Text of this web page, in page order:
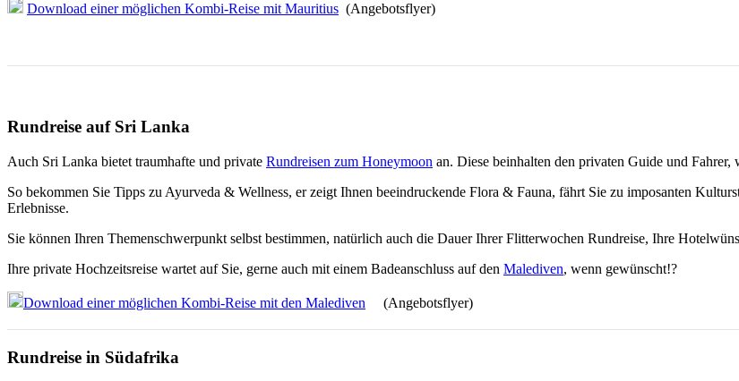
Download einer möglichen Kombi-Reise mit Mauritius (Angebotsflyer)
Rundreise auf Sri Lanka
Auch Sri Lanka bietet traumhafte und private Rundreisen zum Honeymoon an. Diese beinhalten den privaten Guide und
So bekommen Sie Tipps zu Ayurveda & Wellness, er zeigt Ihnen beeindruckende Flora & Fauna, fährt Sie zu imposanten
Erlebnisse.
Sie können Ihren Themenschwerpunkt selbst bestimmen, natürlich auch die Dauer Ihrer Flitterwochen Rundreise, Ihre
Ihre private Hochzeitsreise wartet auf Sie, gerne auch mit einem Badeanschluss auf den Malediven, wenn gewünscht!?
Download einer möglichen Kombi-Reise mit den Malediven (Angebotsflyer)
Rundreise in Südafrika